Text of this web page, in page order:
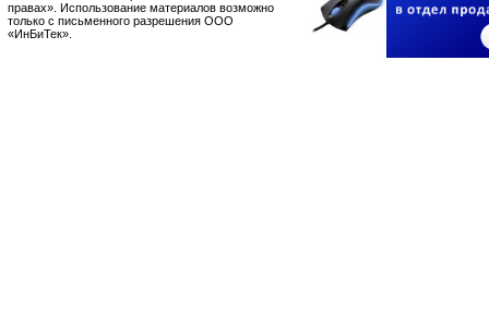
правах». Использование материалов возможно
только с письменного разрешения ООО
«ИнБиТек».